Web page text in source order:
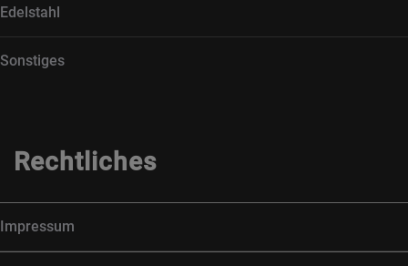
Edelstahl
Sonstiges
Rechtliches
Impressum